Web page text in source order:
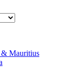
Mauritius